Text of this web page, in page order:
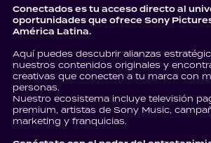
Conectados es tu acceso directo al
oportunidades que ofrece Sony
América Latina.
Aquí puedes descubrir alianzas
nuestros contenidos originales y
creativas que conecten a tu marca con
personas.
Nuestro ecosistema incluye televisión
premium, artistas de Sony Music,
marketing y franquicias.